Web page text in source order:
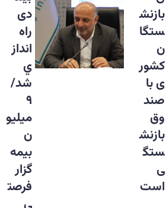
بازنش
ستگا
ن
کشور
ی با
صند
وق
بازنش
ستگ
ی
است
دی
راه
انداز
ي
شد/
۹
میلیو
ن
بیمه
گزار
فرصت